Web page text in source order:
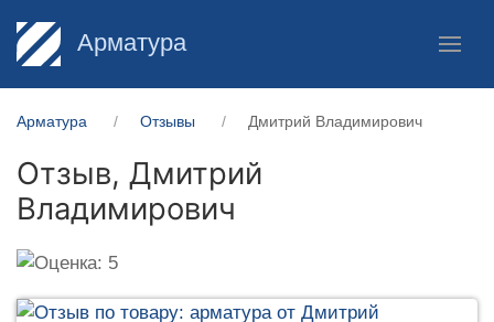
Арматура
Арматура Отзывы Дмитрий Владимирович
Отзыв, Дмитрий
Владимирович